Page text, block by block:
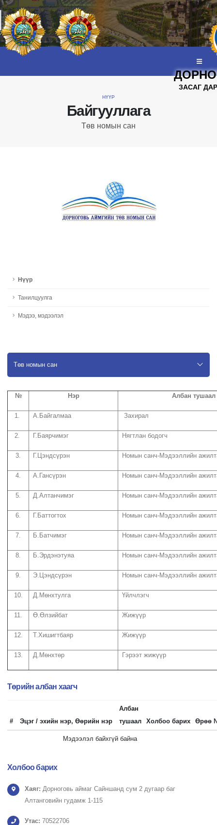
ЗАСАГ
Байгууллага
Төв номын сан
НҮҮР
Нүүр
Танилцуулга
Мэдээ, мэдээлэл
Төв номын сан
№ Нэр Албан тушаал
1. А.Байгалмаа Захирал
2. Г.Баярчимэг Нягтлан бодогч
3. Г.Цэндсүрэн Номын санч-Мэдээллийн
4. А.Гансүрэн Номын санч-Мэдээллийн
5. Д.Алтанчимэг Номын санч-Мэдээллийн
6. Г.Баттогтох Номын санч-Мэдээллийн
7. Б.Батчимэг Номын санч-Мэдээллийн
8. Б.Эрдэнэтуяа Номын санч-Мэдээллийн
9. Э.Цэндсүрэн Номын санч-Мэдээллийн
10. Д.Мөнхтулга Үйлчлэгч
11. Ө.Өлзийбат Жижүүр
12. Т.Хишигтбаяр Жижүүр
13. Д.Мөнхтөр Гэрээт жижүүр
Төрийн албан хаагч
# Эцэг / эхийн нэр, Өөрийн нэр
Албан
тушаал
Холбоо барих Өрөө
Мэдээлэл байхгүй байна
Холбоо барих
Хаяг: Дорноговь аймаг Сайншанд сум 2 дугаар баг
Алтанговийн гудамж 1-115
Утас: 70522706